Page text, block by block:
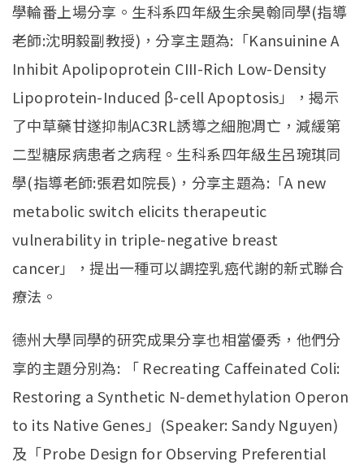
學輪番上場分享。生科系四年級生余昊翰同學(指導
老師:沈明毅副教授)，分享主題為:「Kansuinine A
Inhibit Apolipoprotein CIII-Rich Low-Density
Lipoprotein-Induced β-cell Apoptosis」，揭示
了中草藥甘遂抑制AC3RL誘導之細胞凋亡，減緩第
二型糖尿病患者之病程。生科系四年級生呂琬琪同
學(指導老師:張君如院長)，分享主題為:「A new
metabolic switch elicits therapeutic
vulnerability in triple-negative breast
cancer」，提出一種可以調控乳癌代謝的新式聯合
療法。
德州大學同學的研究成果分享也相當優秀，他們分
享的主題分別為: 「 Recreating Caffeinated Coli:
Restoring a Synthetic N-demethylation Operon
to its Native Genes」(Speaker: Sandy Nguyen)
及「Probe Design for Observing Preferential